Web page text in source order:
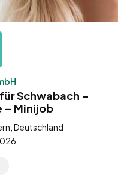
Schwabach –
– Minijob
Deutschland